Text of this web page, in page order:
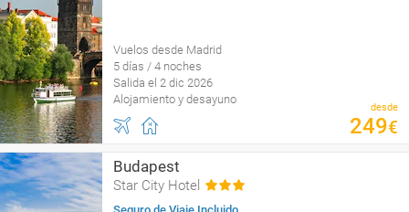
Vuelos desde Madrid
5 días / 4 noches
Salida el 2 dic 2026
Alojamiento y desayuno
desde
249€
Budapest
Star City Hotel